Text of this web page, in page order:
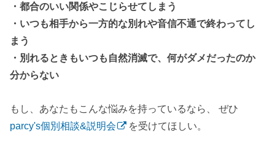
・都合のいい関係やこじらせてしまう
・いつも相手から一方的な別れや音信不通で終わってし
まう
・別れるときもいつも自然消滅で、何がダメだったのか
分からない
もし、あなたもこんな悩みを持っているなら、 ぜひ
parcy's個別相談&説明会
を受けてほしい。